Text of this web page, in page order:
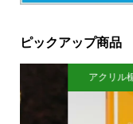
ピックアップ商品